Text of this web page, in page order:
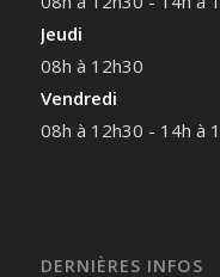
Jeudi
08h à 12h30
Vendredi
08h à 12h30 - 14h à
DERNIÈRES INFOS